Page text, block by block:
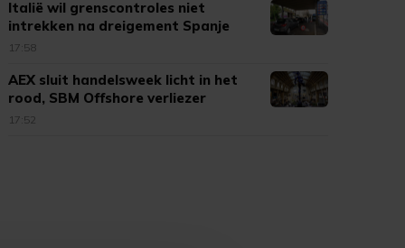
Italië wil grenscontroles niet
intrekken na dreigement Spanje
17:58
AEX sluit handelsweek licht in het
rood, SBM Offshore verliezer
17:52